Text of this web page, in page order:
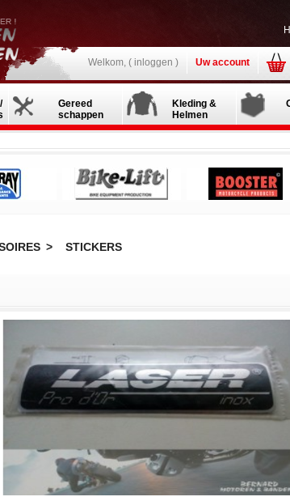
Welkom, ( inloggen ) Uw account
Gereed
schappen
Kleding &
Helmen
> STICKERS